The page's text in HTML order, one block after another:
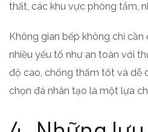
thất, các khu vực phòng tắm,
Không gian bếp không chỉ
nhiều yếu tố như an toàn với
độ cao, chống thấm tốt và dễ
chọn đá nhân tạo là một lựa